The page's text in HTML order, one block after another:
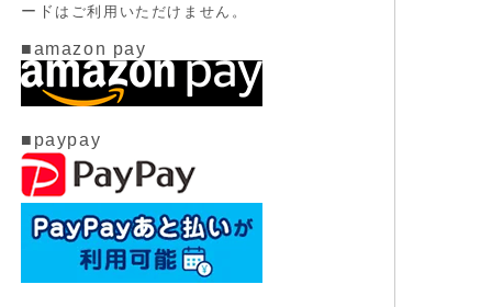
ード はご利用いただけません。
■amazon pay
■paypay